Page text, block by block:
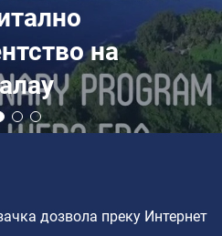
на
дозвола преку Интернет